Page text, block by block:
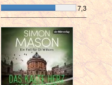
7,3
¯¯¯¯¯¯¯¯¯¯¯¯¯¯¯¯¯¯¯¯¯¯¯¯